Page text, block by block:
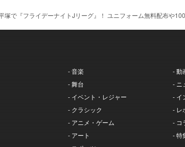
塚で『フライデーナイトJリーグ』！ ユニフォーム無料配布や
- 音楽
- 舞台
- イベント・レジャー
- クラシック
- アニメ・ゲーム
- アート
- 動
- ニ
- イ
- レ
- コ
- 特